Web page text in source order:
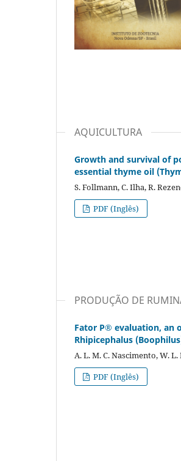
AQUICULTURA
Growth and survival of
essential thyme oil
S. Follmann, C. Ilha, R.
PDF (Inglês)
PRODUÇÃO DE
Fator P® evaluation, an
Rhipicephalus
A. L. M. C. Nascimento, W.
PDF (Inglês)